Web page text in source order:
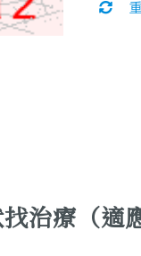
治療（適